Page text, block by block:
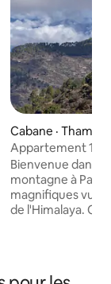
de 4,86 sur 5,
Cabane ·
Appartement 1
sur les
calme
Bienvenue dans
montagne à
magnifiques vues
de l'Himalaya.